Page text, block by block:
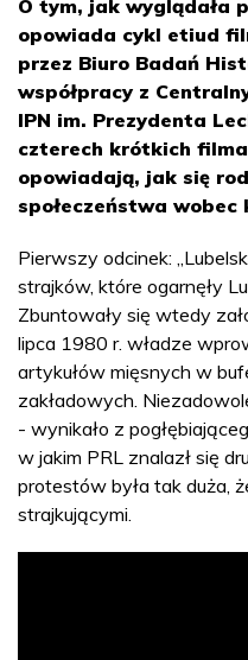
O tym, jak wyglądała
opowiada cykl etiud
przez Biuro Badań
współpracy z
IPN im. Prezydenta
czterech krótkich
opowiadają, jak się
społeczeństwa wobec
Pierwszy odcinek:
strajków, które ogarnęły
Zbuntowały się wtedy
lipca 1980 r. władze
artykułów mięsnych w
zakładowych.
- wynikało z
w jakim PRL znalazł się
protestów była tak duża,
strajkującymi.